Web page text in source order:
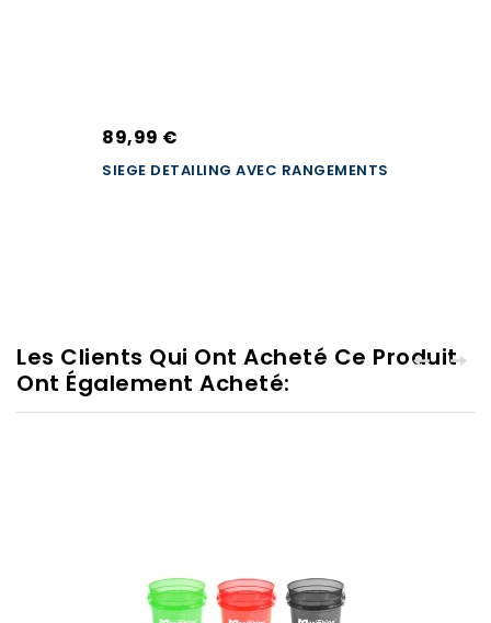
89,99 €
SIEGE DETAILING AVEC RANGEMENTS
Les Clients Qui Ont Acheté Ce Produit
Ont Également Acheté: